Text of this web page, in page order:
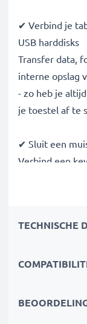
✔ Verbind je
USB harddisks
Transfer data,
interne opslag
- zo heb je
je toestel af te
✔ Sluit een
Verbind een
✔ Gamen met
andere USB
TECHNISCHE